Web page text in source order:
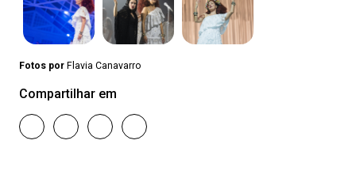
Fotos por Flavia Canavarro
Compartilhar em